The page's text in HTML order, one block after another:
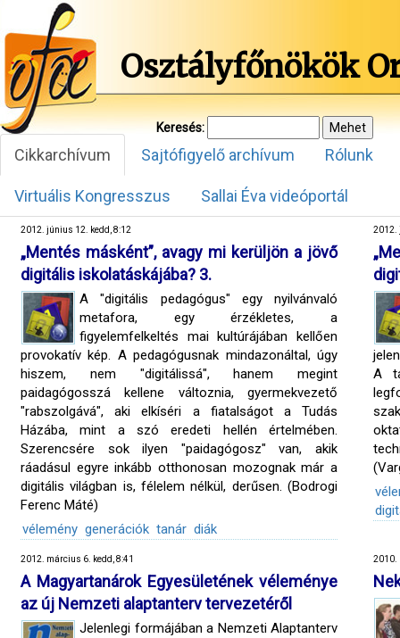
Osztályfőnökök
Keresés:
Cikkarchívum Sajtófigyelő archívum Rólunk
Virtuális Kongresszus Sallai Éva videóportál
2012. június 12. kedd, 8:12
„Mentés másként”, avagy mi kerüljön a jövő
digitális iskolatáskájába? 3.
A "digitális pedagógus" egy nyilvánvaló
metafora, egy érzékletes, a
figyelemfelkeltés mai kultúrájában kellően
provokatív kép. A pedagógusnak mindazonáltal, úgy
hiszem, nem "digitálissá", hanem megint
paidagógosszá kellene változnia, gyermekvezető
"rabszolgává", aki elkíséri a fiatalságot a Tudás
Házába, mint a szó eredeti hellén értelmében.
Szerencsére sok ilyen "paidagógosz" van, akik
ráadásul egyre inkább otthonosan mozognak már a
digitális világban is, félelem nélkül, derűsen. (Bodrogi
Ferenc Máté)
vélemény generációk tanár diák
2012.
A
2012. március 6. kedd, 8:41
A Magyartanárok Egyesületének véleménye
az új Nemzeti alaptanterv tervezetéről
Jelenlegi formájában a Nemzeti Alaptanterv
2010.